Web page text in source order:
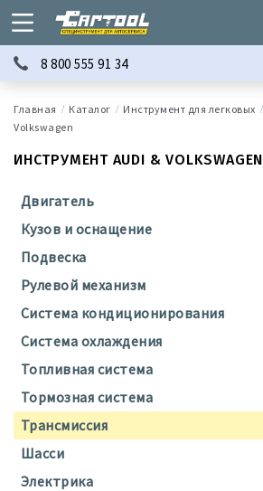
8 800 555 91 34
Каталог Инструмент для легковых
Volkswagen
ИНСТРУМЕНТ AUDI & VOLKSWAGEN
Двигатель
Кузов и оснащение
Подвеска
Рулевой механизм
Система кондиционирования
Система охлаждения
Топливная система
Тормозная система
Трансмиссия
Шасси
Электрика